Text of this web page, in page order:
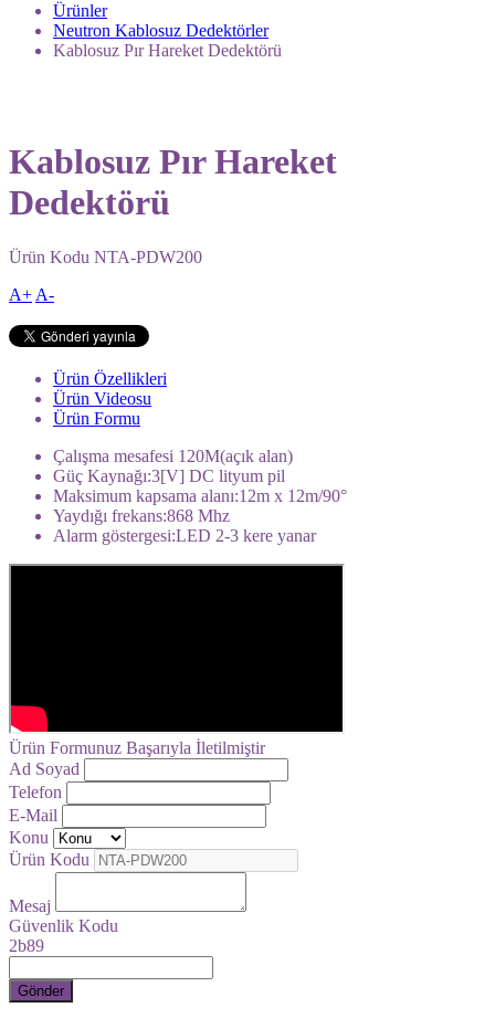
Ürünler
Neutron Kablosuz Dedektörler
Kablosuz Pır Hareket Dedektörü
Kablosuz Pır Hareket
Dedektörü
Ürün Kodu NTA-PDW200
A+ A-
Ürün Özellikleri
Ürün Videosu
Ürün Formu
Çalışma mesafesi 120M(açık alan)
Güç Kaynağı:3[V] DC lityum pil
Maksimum kapsama alanı:12m x 12m/90°
Yaydığı frekans:868 Mhz
Alarm göstergesi:LED 2-3 kere yanar
Ürün Formunuz Başarıyla İletilmiştir
Ad Soyad
Telefon
E-Mail
Konu
Ürün Kodu
Mesaj
Güvenlik Kodu
2b89
Gönder